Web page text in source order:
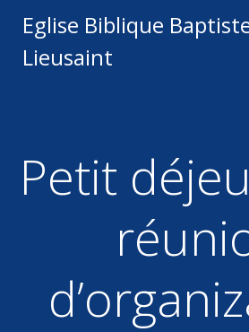
au
Eglise Biblique
Lieusaint
Petit